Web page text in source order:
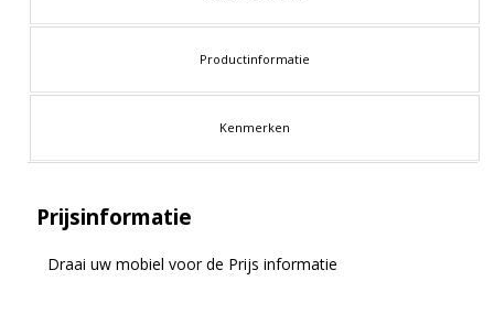
Productinformatie
Kenmerken
Prijsinformatie
Draai uw mobiel voor de Prijs informatie